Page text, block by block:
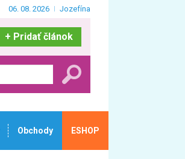
06. 08. 2026 Jozefína
+ Pridať článok
Obchody ESHOP